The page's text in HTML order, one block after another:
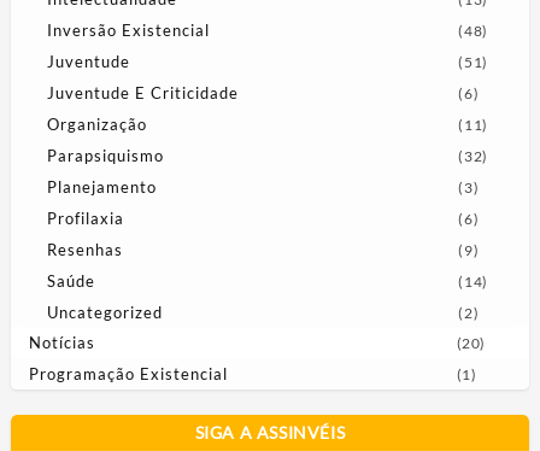
Inversão Existencial (48)
Juventude (51)
Juventude E Criticidade (6)
Organização (11)
Parapsiquismo (32)
Planejamento (3)
Profilaxia (6)
Resenhas (9)
Saúde (14)
Uncategorized (2)
Notícias (20)
Programação Existencial (1)
SIGA A ASSINVÉIS